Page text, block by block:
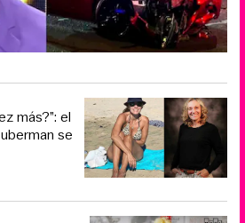
más?”: el
se